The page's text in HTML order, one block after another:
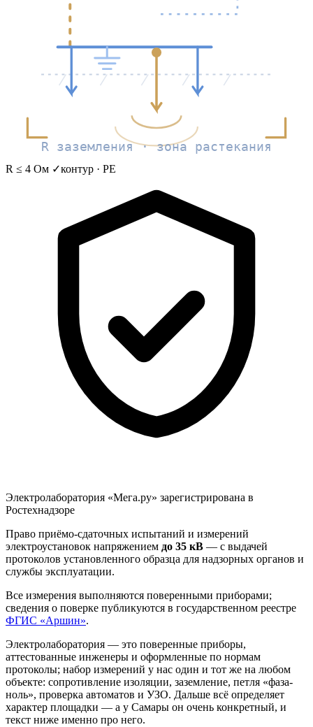
R заземления · зона растекания
R ≤ 4 Ом ✓контур · PE
Электролаборатория «Мега.ру» зарегистрирована в
Ростехнадзоре
Право приёмо-сдаточных испытаний и измерений
электроустановок напряжением до 35 кВ — с выдачей
протоколов установленного образца для надзорных органов и
службы эксплуатации.
Все измерения выполняются поверенными приборами;
сведения о поверке публикуются в государственном реестре
ФГИС «Аршин».
Электролаборатория — это поверенные приборы,
аттестованные инженеры и оформленные по нормам
протоколы; набор измерений у нас один и тот же на любом
объекте: сопротивление изоляции, заземление, петля «фаза-
ноль», проверка автоматов и УЗО. Дальше всё определяет
характер площадки — а у Самары он очень конкретный, и
текст ниже именно про него.